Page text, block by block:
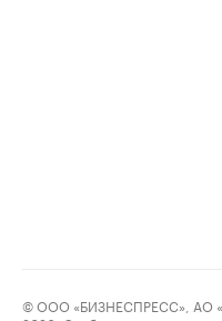
© ООО «БИЗНЕСПРЕСС», АО